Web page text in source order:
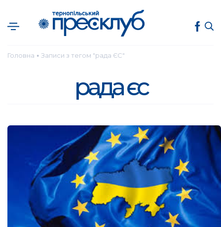
Головна ● Записи з тегом "рада ЄС"
рада єс